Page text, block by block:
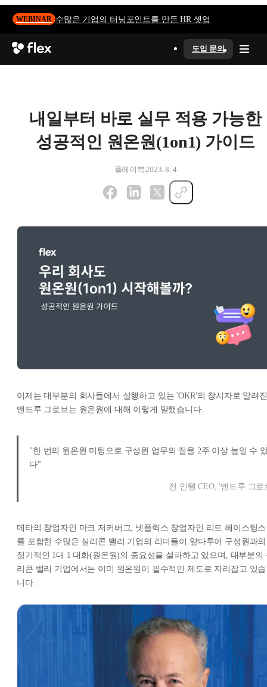
WEBINAR 수많은 기업의 터닝포인트를 만든 HR 셋업
도입 문의
내일부터 바로 실무 적용 가능한
성공적인 원온원(1on1) 가이드
플레이북 2023. 8. 4
이제는 대부분의 회사들에서 실행하고 있는 'OKR'의 창시자로 알려진
앤드루 그로브는 원온원에 대해 이렇게 말했습니다.
"한 번의 원온원 미팅으로 구성원 업무의 질을 2주 이상 높일 수
다"
전 인텔 CEO, '앤드루 그로
메타의 창업자인 마크 저커버그, 넷플릭스 창업자인 리드 헤이스팅스
를 포함한 수많은 실리콘 밸리 기업의 리더들이 앞다투어 구성원과의
정기적인 1대 1 대화(원온원)의 중요성을 설파하고 있으며, 대부분의
리콘 밸리 기업에서는 이미 원온원이 필수적인 제도로 자리잡고 있습
니다.